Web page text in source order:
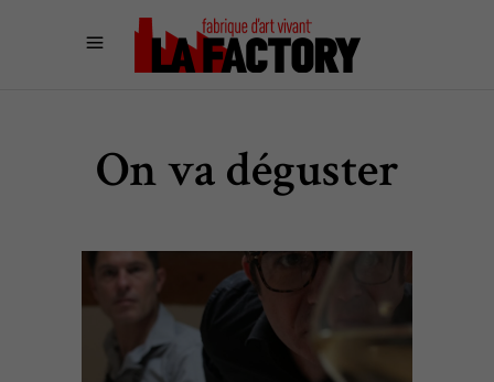
On va déguster